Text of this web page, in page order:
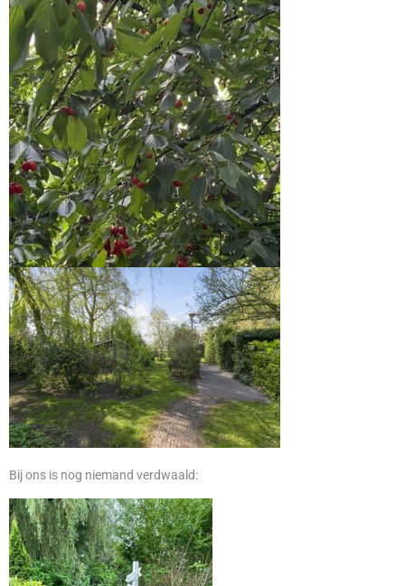
Bij ons is nog niemand verdwaald: